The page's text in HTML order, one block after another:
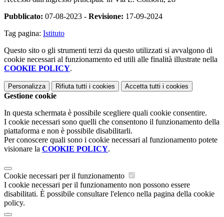
Pubblicato: 07-08-2023 - Revisione: 17-09-2024
Tag pagina: Istituto
Questo sito o gli strumenti terzi da questo utilizzati si avvalgono di
cookie necessari al funzionamento ed utili alle finalità illustrate nella
COOKIE POLICY.
Personalizza Rifiuta tutti i cookies Accetta tutti i cookies
Gestione cookie
In questa schermata è possibile scegliere quali cookie consentire.
I cookie necessari sono quelli che consentono il funzionamento della
piattaforma e non è possibile disabilitarli.
Per conoscere quali sono i cookie necessari al funzionamento potete
visionare la COOKIE POLICY.
Cookie necessari per il funzionamento
I cookie necessari per il funzionamento non possono essere
disabilitati. È possibile consultare l'elenco nella pagina della cookie
policy.